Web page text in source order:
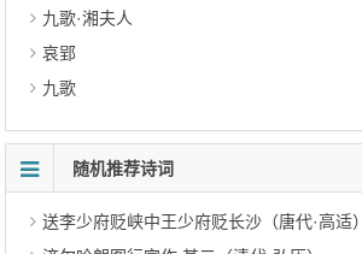
九歌·湘夫人
哀郢
九歌
随机推荐诗词
送李少府贬峡中王少府贬长沙（唐代·高适）